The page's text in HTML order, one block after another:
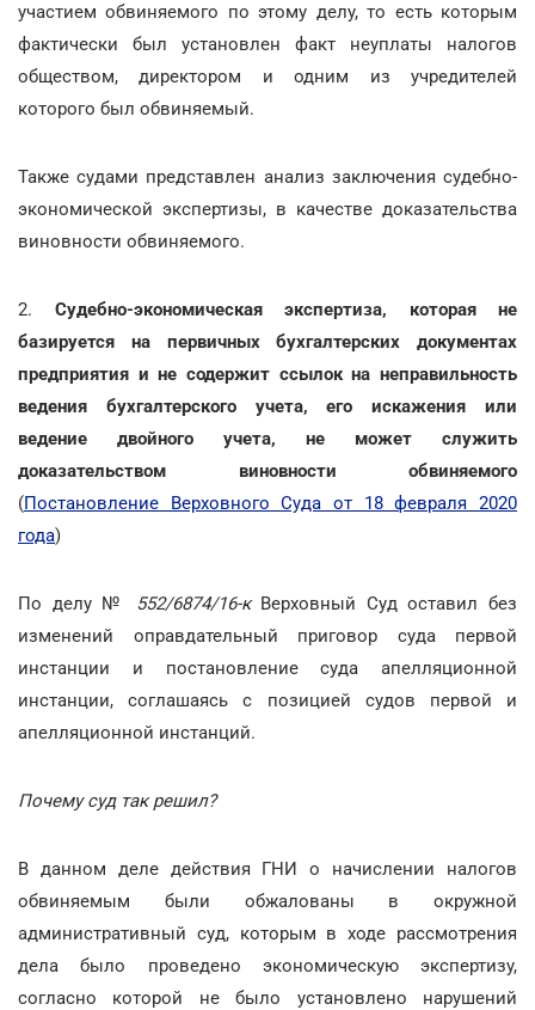
участием обвиняемого по этому делу, то есть которым
фактически был установлен факт неуплаты налогов
обществом, директором и одним из учредителей
которого был обвиняемый.
Также судами представлен анализ заключения судебно-
экономической экспертизы, в качестве доказательства
виновности обвиняемого.
2. Судебно-экономическая экспертиза, которая не
базируется на первичных бухгалтерских документах
предприятия и не содержит ссылок на неправильность
ведения бухгалтерского учета, его искажения или
ведение двойного учета, не может служить
доказательством виновности обвиняемого
(Постановление Верховного Суда от 18 февраля 2020
года)
По делу № 552/6874/16-кВерховный Суд оставил без
изменений оправдательный приговор суда первой
инстанции и постановление суда апелляционной
инстанции, соглашаясь с позицией судов первой и
апелляционной инстанций.
Почему суд так решил?
В данном деле действия ГНИ о начислении налогов
обвиняемым были обжалованы в окружной
административный суд, которым в ходе рассмотрения
дела было проведено экономическую экспертизу,
согласно которой не было установлено нарушений